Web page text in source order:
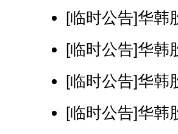
[临时公告]华韩
[临时公告]华韩
[临时公告]华韩
[临时公告]华韩